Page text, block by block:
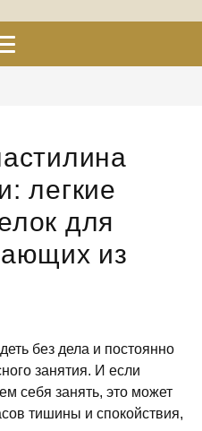
легкие
для
из
без дела и постоянно
занятия. И если
себя занять, это может
тишины и спокойствия,